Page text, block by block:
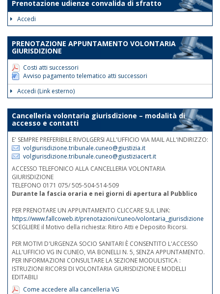
urgenti.
Nelle medesime giornate e fasce
orarie sarà garantita la reperibilità
telefonica ai nn.rr. 0171 075
507/508/514.
Prenotazione udienze convalida di sfratto
Accedi
PRENOTAZIONE APPUNTAMENTO VOLONTARIA
GIURISDIZIONE
Costi atti successori
Avviso pagamento telematico atti successori
Accedi (Link esterno)
Cancelleria volontaria giurisdizione – modalità di
accesso e contatti
E' SEMPRE PREFERIBILE RIVOLGERSI ALL'UFFICIO VIA MAIL ALL'INDIRIZZO:
volgiurisdizione.tribunale.cuneo@giustizia.it
volgiurisdizione.tribunale.cuneo@giustiziacert.it
ACCESSO TELEFONICO ALLA CANCELLERIA VOLONTARIA
GIURISDIZIONE
TELEFONO 0171 075/ 505-504-514-509
Durante la fascia oraria e nei giorni di apertura al Pubblico
PER PRENOTARE UN APPUNTAMENTO CLICCARE SUL LINK:
https://www.fallcoweb.it/prenotazioni/cuneo/volontaria_giurisdizione
SCEGLIERE il Motivo della richiesta: Ritiro Atti e Deposito Ricorsi.
PER MOTIVI D'URGENZA SOCIO SANITARI È CONSENTITO L'ACCESSO
ALL'UFFICIO VG IN CUNEO, VIA BONELLI N. 5, SENZA APPUNTAMENTO.
PER INFORMAZIONI CONSULTARE LA SEZIONE MODULISTICA :
ISTRUZIONI RICORSI DI VOLONTARIA GIURISDIZIONE E MODELLI
EDITABILI
Come accedere alla cancelleria VG